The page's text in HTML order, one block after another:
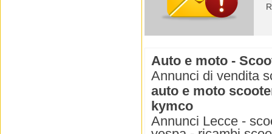
Auto e moto -
Annunci di vendita
auto e moto
kymco
Annunci Lecce -